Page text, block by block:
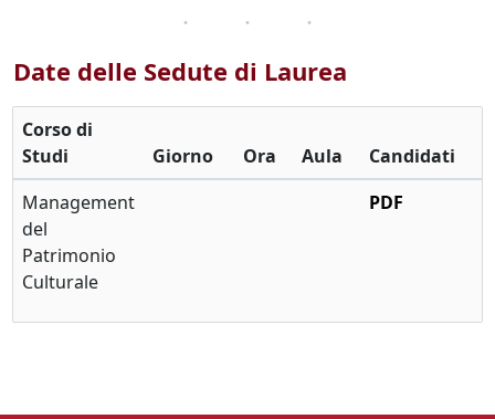
Date delle Sedute di Laurea
Corso di
Studi
Giorno Ora Aula
Candidati
Management
del
Patrimonio
Culturale
PDF